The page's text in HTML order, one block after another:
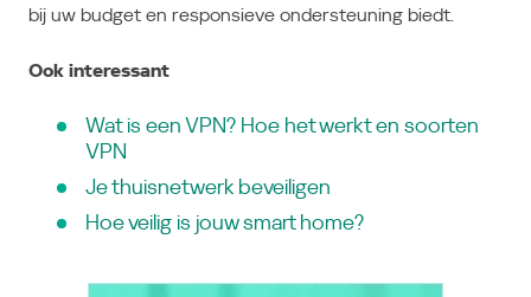
bij uw budget en responsieve ondersteuning biedt.
Ook interessant
Wat is een VPN? Hoe het werkt en soorten
VPN
Je thuisnetwerk beveiligen
Hoe veilig is jouw smart home?